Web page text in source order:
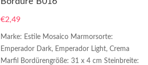
€2,49
Marke: Estile Mosaico Marmorsorte:
Emperador Dark, Emperador Light, Crema
Marfil Bordürengröße: 31 x 4 cm Steinbreite: